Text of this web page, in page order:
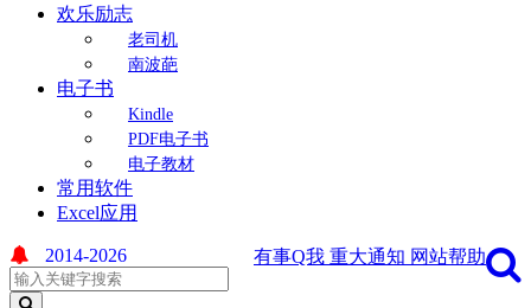
欢乐励志
老司机
南波葩
电子书
Kindle
PDF电子书
电子教材
常用软件
Excel应用
有事Q我 重大通知 网站帮助
2014-2026